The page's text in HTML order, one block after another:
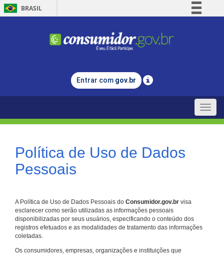
BRASIL
Comunica BR
Legislação
Entrar com gov.br
Toggle
Política de Uso de Dados
Pessoais
A Política de Uso de Dados Pessoais do Consumidor.gov.br visa
esclarecer como serão utilizadas as informações pessoais
disponibilizadas por seus usuários, especificando o conteúdo dos
registros efetuados e as modalidades de tratamento das informações
coletadas.
Os consumidores, empresas, organizações e instituições que